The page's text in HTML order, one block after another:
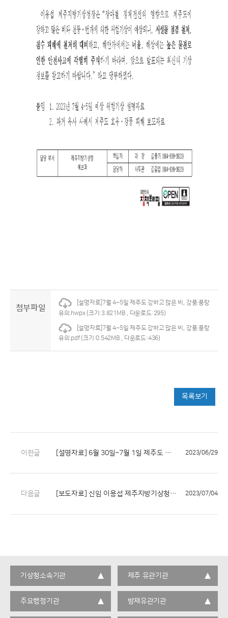
첨부파일
[설명자료]7월 4~5일 제주도 강하고 많은 비, 강풍.풍랑
유의.hwpx (크기:3.821MB , 다운로드:295)
[설명자료]7월 4~5일 제주도 강하고 많은 비, 강풍.풍랑
유의.pdf (크기:0.542MB , 다운로드:436)
목록보기
이전글 [설명자료] 6월 30일~7월 1일 제주도 강하고 많은 비, 강풍.풍랑 유의 2023/06/29
다음글 [보도자료] 신임 이용섭 제주지방기상청장 취임 2023/07/04
기상청소속기관 제주 유관기관
주요행정기관 방재유관기관